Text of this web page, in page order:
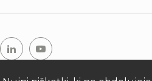
KRONOTERM d.o.o.